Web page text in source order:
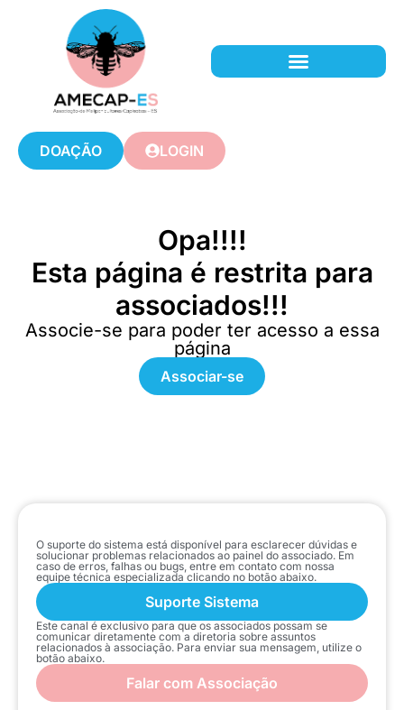
DOAÇÃO LOGIN
Opa!!!!
Esta página é restrita para
associados!!!
Associe-se para poder ter acesso a essa
página
Associar-se
O suporte do sistema está disponível para esclarecer dúvidas e
solucionar problemas relacionados ao painel do associado. Em
caso de erros, falhas ou bugs, entre em contato com nossa
equipe técnica especializada clicando no botão abaixo.
Suporte Sistema
Este canal é exclusivo para que os associados possam se
comunicar diretamente com a diretoria sobre assuntos
relacionados à associação. Para enviar sua mensagem, utilize o
botão abaixo.
Falar com Associação